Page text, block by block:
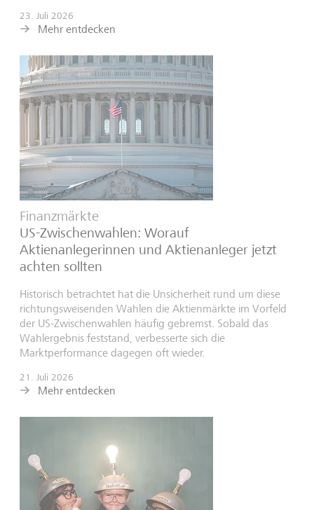
23. Juli 2026
Mehr entdecken
Finanzmärkte
US-Zwischenwahlen: Worauf
Aktienanlegerinnen und Aktienanleger jetzt
achten sollten
Historisch betrachtet hat die Unsicherheit rund um diese
richtungsweisenden Wahlen die Aktienmärkte im Vorfeld
der US-Zwischenwahlen häufig gebremst. Sobald das
Wahlergebnis feststand, verbesserte sich die
Marktperformance dagegen oft wieder.
21. Juli 2026
Mehr entdecken